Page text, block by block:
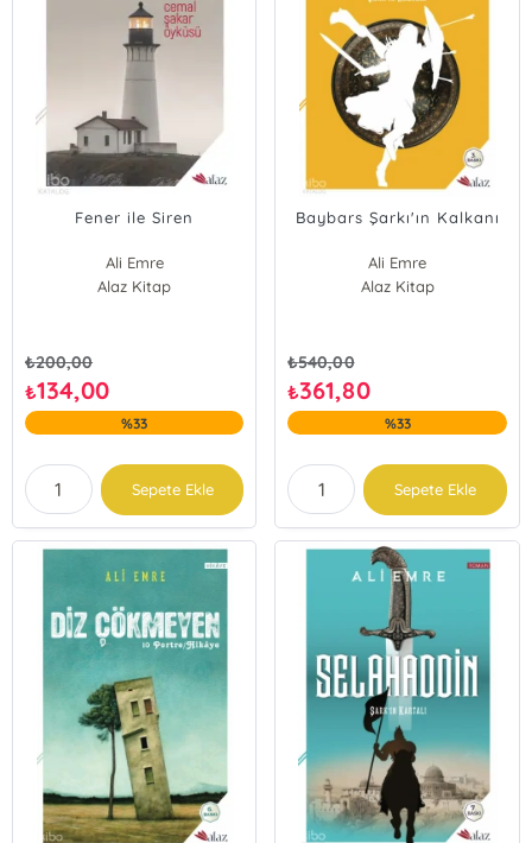
Fener ile Siren
Ali Emre
Alaz Kitap
₺200,00
₺134,00
%33
Sepete Ekle
Baybars Şarkı'ın Kalkanı
Ali Emre
Alaz Kitap
₺540,00
₺361,80
%33
Sepete Ekle